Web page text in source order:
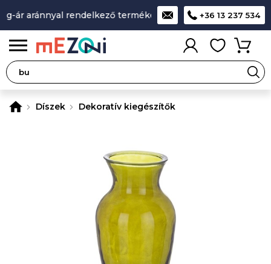
ár aránnyal rendelkező termékek A legjobb design-
+36 13 237 534
Díszek Dekoratív kiegészítők